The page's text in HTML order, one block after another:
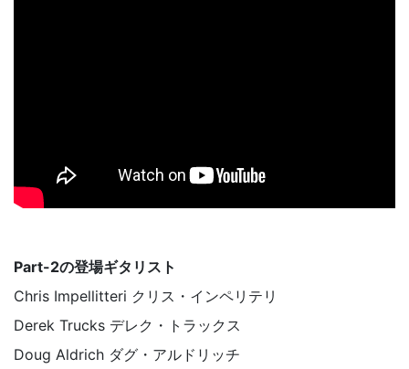
Part-2の登場ギタリスト
Chris Impellitteri クリス・インペリテリ
Derek Trucks デレク・トラックス
Doug Aldrich ダグ・アルドリッチ